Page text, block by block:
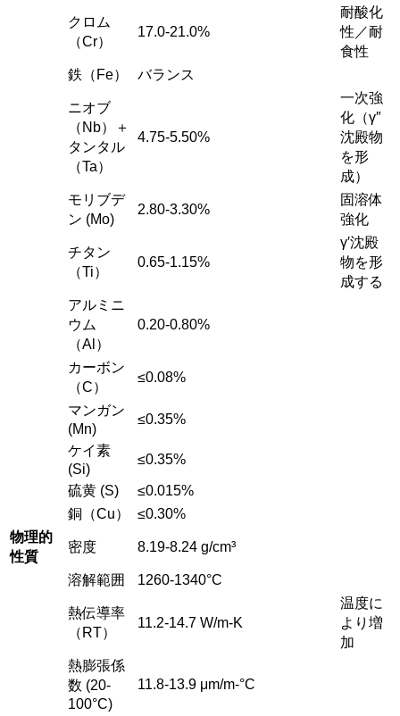
クロム
（Cr）
17.0-21.0%
耐酸化
性／耐
食性
鉄（Fe）
バランス
ニオブ
（Nb）＋
タンタル
（Ta）
4.75-5.50%
一次強
化（γ″
沈殿物
を形
成）
モリブデ
ン (Mo)
2.80-3.30%
固溶体
強化
チタン
（Ti）
0.65-1.15%
γ′沈殿
物を形
成する
アルミニ
ウム
（Al）
0.20-0.80%
カーボン
（C）
≤0.08%
マンガン
(Mn)
≤0.35%
ケイ素
(Si)
≤0.35%
硫黄 (S)
≤0.015%
銅（Cu）
≤0.30%
物理的
性質
密度 8.19-8.24 g/cm³
溶解範囲 1260-1340°C
熱伝導率
（RT）
11.2-14.7 W/m-K
温度に
より増
加
熱膨張係
数 (20-
100°C)
11.8-13.9 μm/m-°C